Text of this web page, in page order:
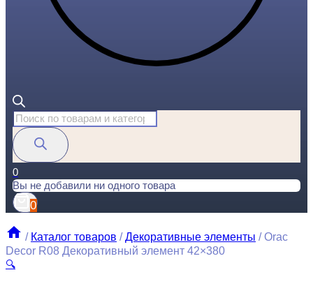
Поиск
товаров
0
Вы не добавили ни одного товара
0
/ Каталог товаров / Декоративные элементы / Orac
Decor R08 Декоративный элемент 42×380
🔍